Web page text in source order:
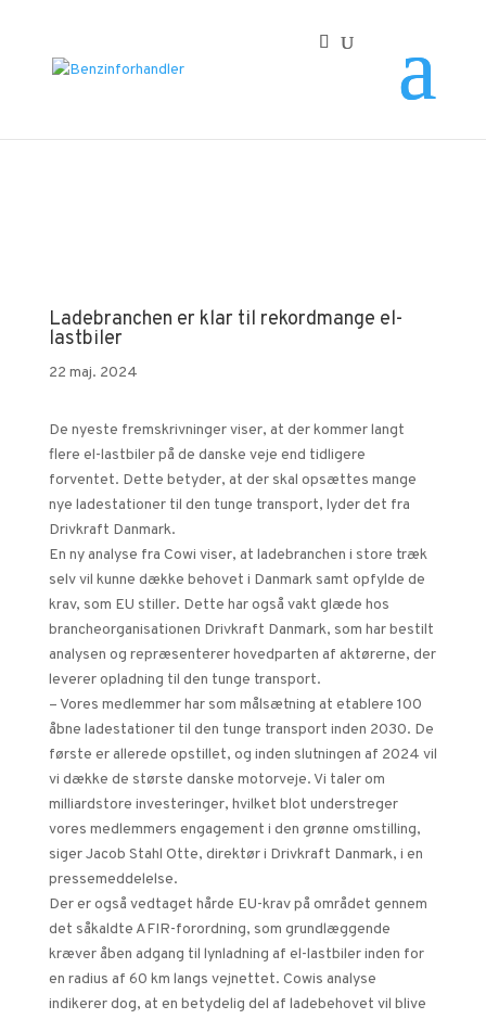
Ladebranchen er klar til rekordmange el-lastbiler
Ladebranchen er klar til rekordmange el-
lastbiler
22 maj. 2024
De nyeste fremskrivninger viser, at der kommer langt
flere el-lastbiler på de danske veje end tidligere
forventet. Dette betyder, at der skal opsættes mange
nye ladestationer til den tunge transport, lyder det fra
Drivkraft Danmark.
En ny analyse fra Cowi viser, at ladebranchen i store træk
selv vil kunne dække behovet i Danmark samt opfylde de
krav, som EU stiller. Dette har også vakt glæde hos
brancheorganisationen Drivkraft Danmark, som har bestilt
analysen og repræsenterer hovedparten af aktørerne, der
leverer opladning til den tunge transport.
– Vores medlemmer har som målsætning at etablere 100
åbne ladestationer til den tunge transport inden 2030. De
første er allerede opstillet, og inden slutningen af 2024 vil
vi dække de største danske motorveje. Vi taler om
milliardstore investeringer, hvilket blot understreger
vores medlemmers engagement i den grønne omstilling,
siger Jacob Stahl Otte, direktør i Drivkraft Danmark, i en
pressemeddelelse.
Der er også vedtaget hårde EU-krav på området gennem
det såkaldte AFIR-forordning, som grundlæggende
kræver åben adgang til lynladning af el-lastbiler inden for
en radius af 60 km langs vejnettet. Cowis analyse
indikerer dog, at en betydelig del af ladebehovet vil blive